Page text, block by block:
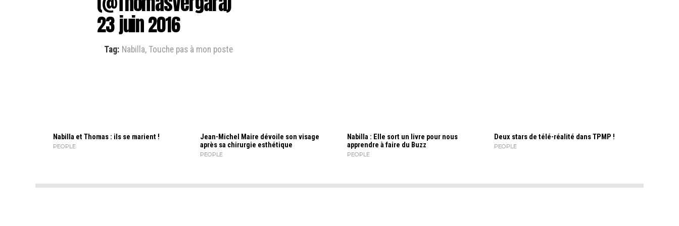
23 juin 2016
Tag: Nabilla, Touche pas à mon poste
Nabilla et Thomas : ils se marient !
PEOPLE
Jean-Michel Maire dévoile son visage
après sa chirurgie esthétique
PEOPLE
Nabilla : Elle sort un livre pour nous
apprendre à faire du Buzz
PEOPLE
Deux stars de télé-réalité dans TPMP !
PEOPLE